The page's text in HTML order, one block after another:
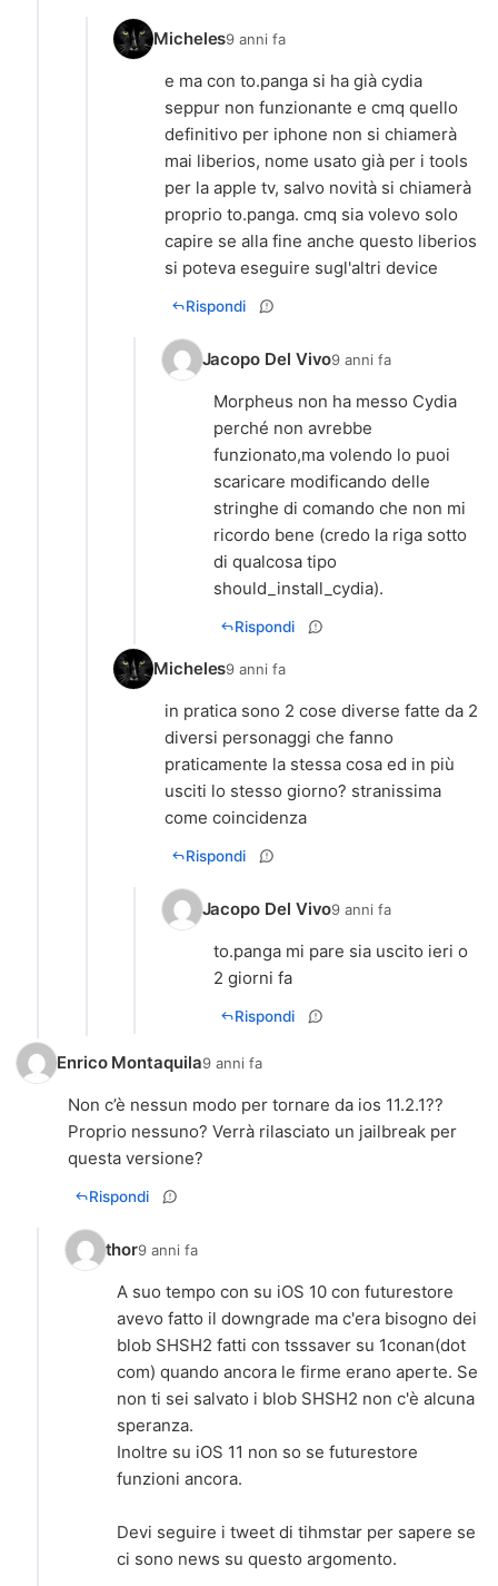
Micheles9 anni fa
e ma con to.panga si ha già cydia
seppur non funzionante e cmq quello
definitivo per iphone non si chiamerà
mai liberios, nome usato già per i tools
per la apple tv, salvo novità si chiamerà
proprio to.panga. cmq sia volevo solo
capire se alla fine anche questo liberios
si poteva eseguire sugl'altri device
Rispondi
Jacopo Del Vivo9 anni fa
Morpheus non ha messo Cydia
perché non avrebbe
funzionato,ma volendo lo puoi
scaricare modificando delle
stringhe di comando che non mi
ricordo bene (credo la riga sotto
di qualcosa tipo
should_install_cydia).
Rispondi
Micheles9 anni fa
in pratica sono 2 cose diverse fatte da 2
diversi personaggi che fanno
praticamente la stessa cosa ed in più
usciti lo stesso giorno? stranissima
come coincidenza
Rispondi
Jacopo Del Vivo9 anni fa
to.panga mi pare sia uscito ieri o
2 giorni fa
Rispondi
Enrico Montaquila9 anni fa
Non c’è nessun modo per tornare da ios 11.2.1??
Proprio nessuno? Verrà rilasciato un jailbreak per
questa versione?
Rispondi
thor9 anni fa
A suo tempo con su iOS 10 con futurestore
avevo fatto il downgrade ma c'era bisogno dei
blob SHSH2 fatti con tsssaver su 1conan(dot
com) quando ancora le firme erano aperte. Se
non ti sei salvato i blob SHSH2 non c'è alcuna
speranza.
Inoltre su iOS 11 non so se futurestore
funzioni ancora.
Devi seguire i tweet di tihmstar per sapere se
ci sono news su questo argomento.